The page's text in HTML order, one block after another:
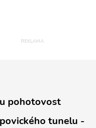
pohotovost
tunelu -